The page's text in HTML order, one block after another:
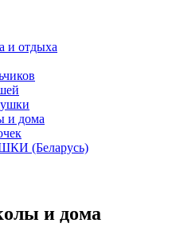
и отдыха
и дома
(Беларусь)
и дома